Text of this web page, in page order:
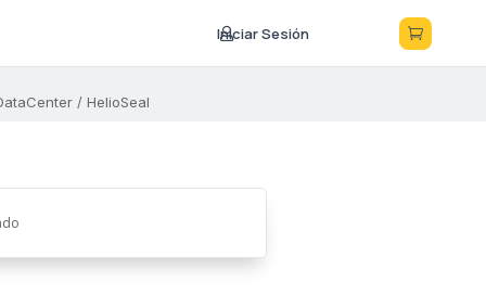

Iniciar Sesión 

/ HelioSeal